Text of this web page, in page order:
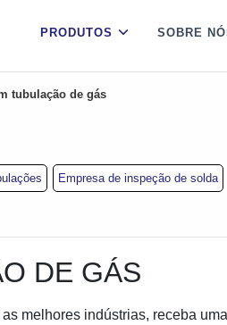
PRODUTOS SOBRE
tubulação de gás
Empresa de inspeção de solda
DE GÁS
melhores indústrias, receba